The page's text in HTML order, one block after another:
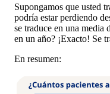
Supongamos que usted
podría estar perdiendo
se traduce en una media
en un año? ¡Exacto! Se
En resumen: